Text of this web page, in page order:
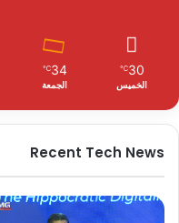
30
℃
الخميس
34
℃
الجمعة
Recent Tech News